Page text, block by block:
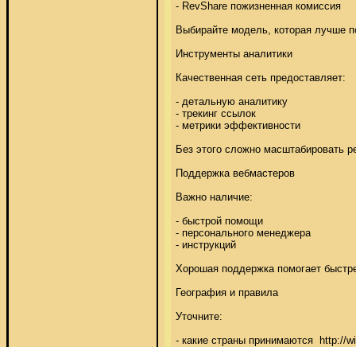
- RevShare пожизненная комиссия
Выбирайте модель, которая лучше
Инструменты аналитики
Качественная сеть предоставляет:
- детальную аналитику
- трекинг ссылок
- метрики эффективности
Без этого сложно масштабировать
Поддержка вебмастеров
Важно наличие:
- быстрой помощи
- персонального менеджера
- инструкций
Хорошая поддержка помогает
География и правила
Уточните:
- какие страны принимаются  http://